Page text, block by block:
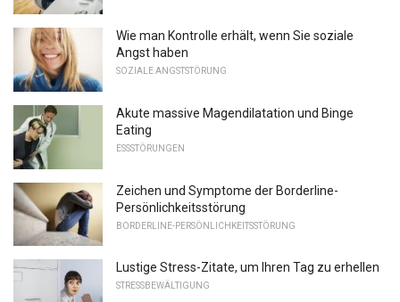
Wie man Kontrolle erhält, wenn Sie soziale
Angst haben
SOZIALE ANGSTSTÖRUNG
Akute massive Magendilatation und Binge
Eating
ESSSTÖRUNGEN
Zeichen und Symptome der Borderline-
Persönlichkeitsstörung
BORDERLINE-PERSÖNLICHKEITSSTÖRUNG
Lustige Stress-Zitate, um Ihren Tag zu erhellen
STRESSBEWÄLTIGUNG